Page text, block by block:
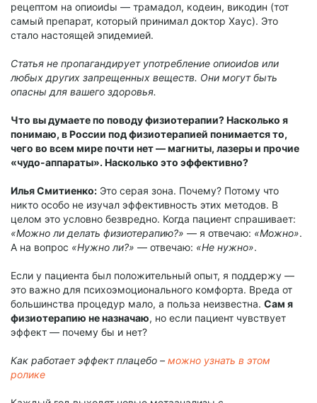
рецептом на опиоиdы — трамадол, кодеин, викодин (тот
самый препарат, который принимал доктор Хаус). Это
стало настоящей эпидемией.
Статья не пропагандирует употребление опиоиdoв или
любых других запрещенных веществ. Они могут быть
опасны для вашего здоровья.
Что вы думаете по поводу физиотерапии? Насколько я
понимаю, в России под физиотерапией понимается то,
чего во всем мире почти нет — магниты, лазеры и прочие
«чудо-аппараты». Насколько это эффективно?
Илья Смитиенко: Это серая зона. Почему? Потому что
никто особо не изучал эффективность этих методов. В
целом это условно безвредно. Когда пациент спрашивает:
«Можно ли делать физиотерапию?» — я отвечаю: «Можно».
А на вопрос «Нужно ли?» — отвечаю: «Не нужно».
Если у пациента был положительный опыт, я поддержу —
это важно для психоэмоционального комфорта. Вреда от
большинства процедур мало, а польза неизвестна. Сам я
физиотерапию не назначаю, но если пациент чувствует
эффект — почему бы и нет?
Как работает эффект плацебо – можно узнать в этом
ролике